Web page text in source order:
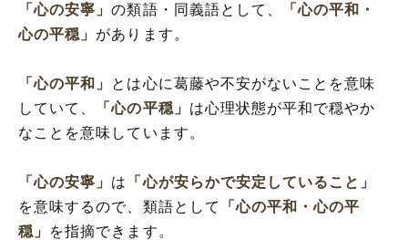
「心の安寧」の類語・同義語として、
「心の平和・
心の平穏」 があります。
「心の平和」 とは心に葛藤や不安がないことを意味
していて、
「心の平穏」 は心理状態が平和で穏やか
なことを意味しています。
「心の安寧」 は
「心が安らかで安定していること」
を意味するので、類語として
「心の平和・心の平
穏」
を指摘できます。